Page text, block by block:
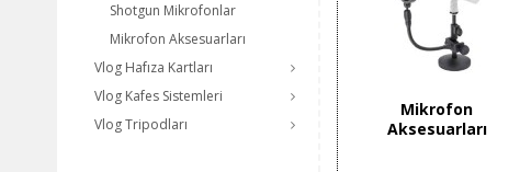
Shotgun Mikrofonlar
Mikrofon Aksesuarları
Vlog Hafıza Kartları
Vlog Kafes Sistemleri
Vlog Tripodları
Mikrofon
Aksesuarları